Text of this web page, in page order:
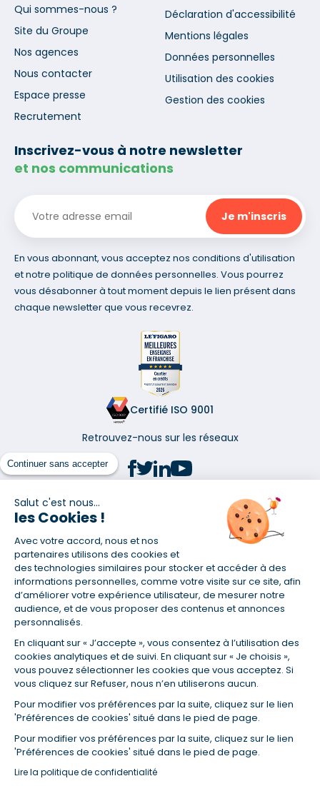
Continuer sans accepter
Salut c'est nous...
les Cookies !
Avec votre accord, nous et nos
partenaires utilisons des cookies et
des technologies similaires pour stocker et accéder à des
informations personnelles, comme votre visite sur ce site, afin
d’améliorer votre expérience utilisateur, de mesurer notre
audience, et de vous proposer des contenus et annonces
personnalisés.
En cliquant sur « J’accepte », vous consentez à l’utilisation des
cookies analytiques et de suivi. En cliquant sur « Je choisis »,
vous pouvez sélectionner les cookies que vous acceptez. Si
vous cliquez sur Refuser, nous n’en utiliserons aucun.
Pour modifier vos préférences par la suite, cliquez sur le lien
'Préférences de cookies' situé dans le pied de page.
Pour modifier vos préférences par la suite, cliquez sur le lien
'Préférences de cookies' situé dans le pied de page.
Lire la politique de confidentialité
Qui sommes-nous ?
Site du Groupe
Nos agences
Nous contacter
Espace presse
Recrutement
Déclaration d'accessibilité
Mentions légales
Données personnelles
Utilisation des cookies
Gestion des cookies
Inscrivez-vous à notre newsletter
et nos communications
En vous abonnant, vous acceptez nos conditions d'utilisation
et notre politique de données personnelles. Vous pourrez
vous désabonner à tout moment depuis le lien présent dans
chaque newsletter que vous recevrez.
Certifié ISO 9001
Retrouvez-nous sur les réseaux
(1) Taux fixe national hors assurance et selon votre profil
(2) Économie de 65 % pour l'assurance d'un prêt amortissable de 330
457,23 € à 0,90 % sur 19,5 ans, accordé à un salarié non cadre assuré à
100 % (décès, PTIA, IPP, ITT, IPP) âgé de 36 ans fumeur et une personne
salariée non cadre assurée à 100 % (décès, PTIA, IPP, ITT, IPP) âgée de 35
ans et non-fumeur, tous deux sans risque médical connu. Au
14/07/2019, coût de l'assurance proposée par la banque 179,08 €/mois
en moyenne contre 64,60 €/mois en moyenne au 14/07/2022 avec
Empruntis.com (TAEA : 0,44 %, coût total de l'assurance : 15 117,65 €).
(3) Taux minimum pour un crédit consommation d'un montant fixé entre
5 000 et 20 000 euros, selon profil et durée.
(4) La diminution du montant des mensualités entraîne l'allongement
de la durée de remboursement ainsi que la hausse du coût total du
(5) Banques de réseau, mutualistes, spécialisées, directions
régionales, organismes de crédit selon votre profil et votre demande.
Mutuelles, compagnies et courtiers d'assurances. Selon votre profil et
votre demande.
régionales, organismes de crédit, selon votre profil et votre demande.